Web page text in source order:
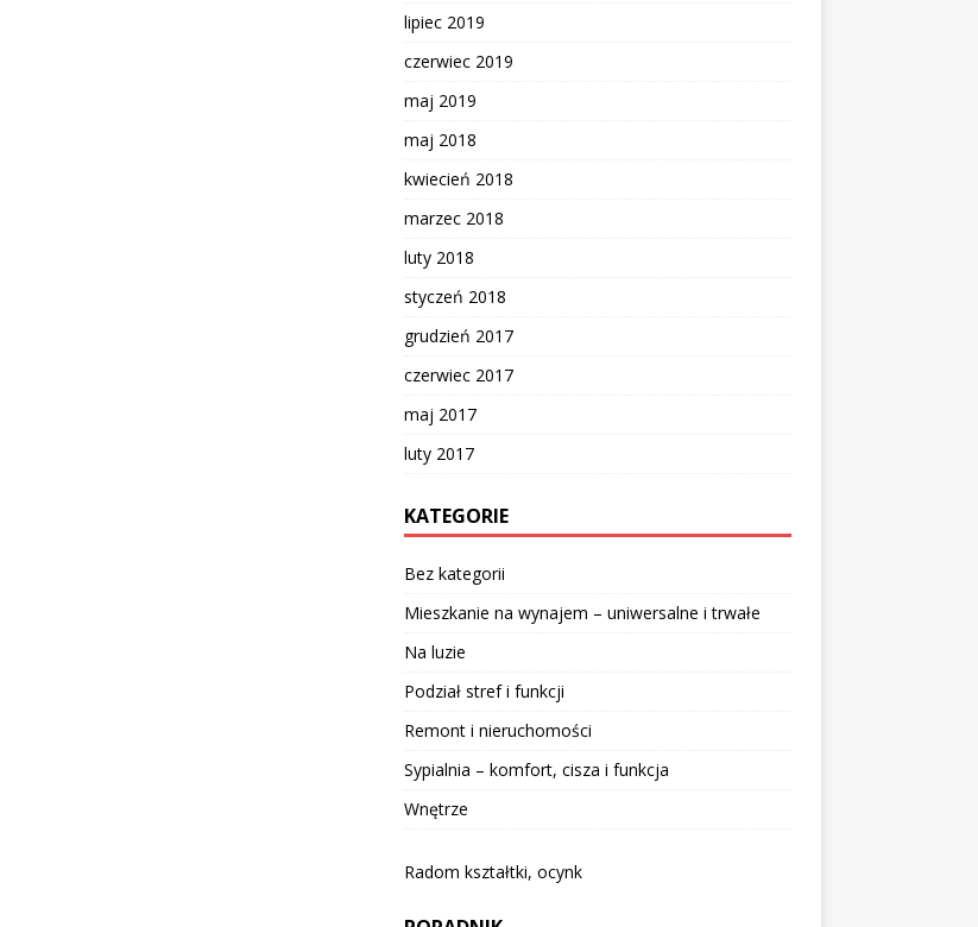
lipiec 2019
czerwiec 2019
maj 2019
maj 2018
kwiecień 2018
marzec 2018
luty 2018
styczeń 2018
grudzień 2017
czerwiec 2017
maj 2017
luty 2017
KATEGORIE
Bez kategorii
Mieszkanie na wynajem – uniwersalne i trwałe
Na luzie
Podział stref i funkcji
Remont i nieruchomości
Sypialnia – komfort, cisza i funkcja
Wnętrze
Radom kształtki, ocynk